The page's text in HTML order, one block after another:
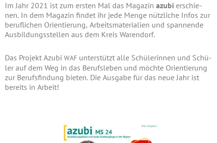
Im Jahr 2021 ist zum ers­ten Mal das Maga­zin azu­bi erschie­
nen. In dem Maga­zin fin­det ihr jede Men­ge nütz­li­che Infos zur
beruf­li­chen Ori­en­tie­rung, Arbeits­ma­te­ria­li­en und span­nen­de
Aus­bil­dungs­stel­len aus dem Kreis Warendorf.
Das Pro­jekt Azu­bi WAF unter­stützt alle Schü­le­rin­nen und Schü­
ler auf dem Weg in das Berufs­le­ben und möch­te Ori­en­tie­rung
zur Berufs­fin­dung bie­ten. Die Aus­ga­be für das neue Jahr ist
bereits in Arbeit!